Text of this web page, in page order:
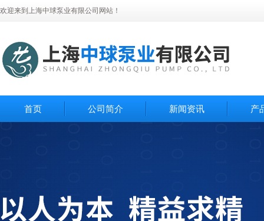
欢迎来到上海中球泵业有限公司网站！
首页 公司简介 新闻资讯 产